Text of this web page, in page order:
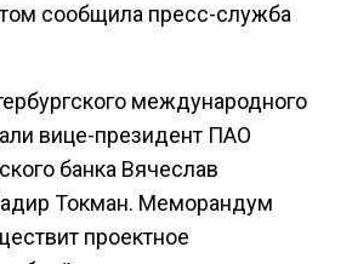
сообщила пресс-служба
международного
вице-президент ПАО
банка Вячеслав
Токман. Меморандум
проектное